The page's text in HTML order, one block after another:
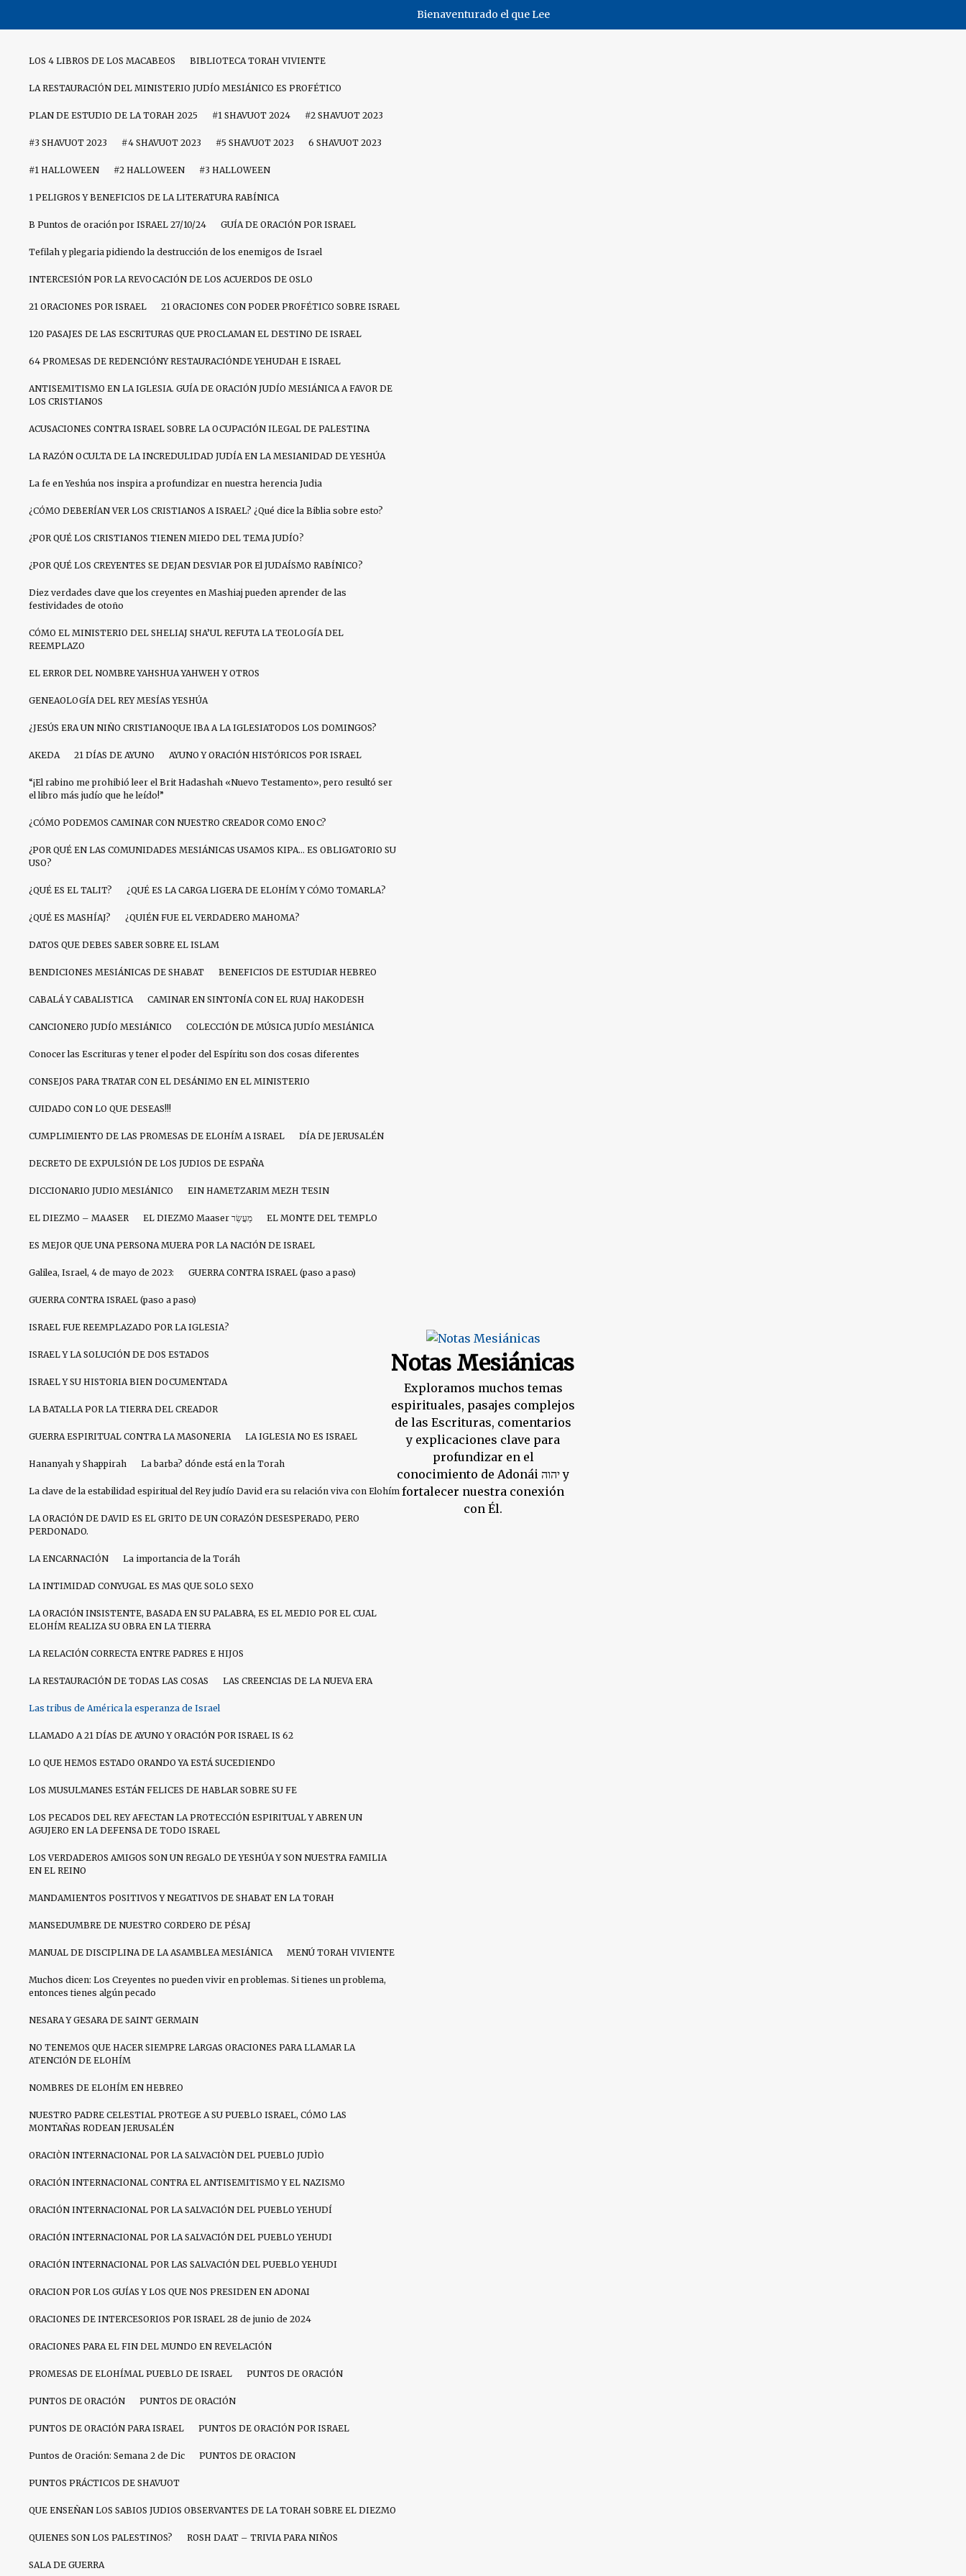
Bienaventurado el que Lee
LOS 4 LIBROS DE LOS MACABEOS BIBLIOTECA TORAH VIVIENTE
LA RESTAURACIÓN DEL MINISTERIO JUDÍO MESIÁNICO ES PROFÉTICO
PLAN DE ESTUDIO DE LA TORAH 2025 #1 SHAVUOT 2024 #2 SHAVUOT 2023
#3 SHAVUOT 2023 #4 SHAVUOT 2023 #5 SHAVUOT 2023 6 SHAVUOT 2023
#1 HALLOWEEN #2 HALLOWEEN #3 HALLOWEEN
1 PELIGROS Y BENEFICIOS DE LA LITERATURA RABÍNICA
B Puntos de oración por ISRAEL 27/10/24 GUÍA DE ORACIÓN POR ISRAEL
Tefilah y plegaria pidiendo la destrucción de los enemigos de Israel
INTERCESIÓN POR LA REVOCACIÓN DE LOS ACUERDOS DE OSLO
21 ORACIONES POR ISRAEL 21 ORACIONES CON PODER PROFÉTICO SOBRE ISRAEL
120 PASAJES DE LAS ESCRITURAS QUE PROCLAMAN EL DESTINO DE ISRAEL
64 PROMESAS DE REDENCIÓNY RESTAURACIÓNDE YEHUDAH E ISRAEL
ANTISEMITISMO EN LA IGLESIA. GUÍA DE ORACIÓN JUDÍO MESIÁNICA A FAVOR DE
LOS CRISTIANOS
ACUSACIONES CONTRA ISRAEL SOBRE LA OCUPACIÓN ILEGAL DE PALESTINA
LA RAZÓN OCULTA DE LA INCREDULIDAD JUDÍA EN LA MESIANIDAD DE YESHÚA
La fe en Yeshúa nos inspira a profundizar en nuestra herencia Judia
¿CÓMO DEBERÍAN VER LOS CRISTIANOS A ISRAEL? ¿Qué dice la Biblia sobre esto?
¿POR QUÉ LOS CRISTIANOS TIENEN MIEDO DEL TEMA JUDÍO?
¿POR QUÉ LOS CREYENTES SE DEJAN DESVIAR POR El JUDAÍSMO RABÍNICO?
Diez verdades clave que los creyentes en Mashiaj pueden aprender de las
festividades de otoño
CÓMO EL MINISTERIO DEL SHELIAJ SHA’UL REFUTA LA TEOLOGÍA DEL
REEMPLAZO
EL ERROR DEL NOMBRE YAHSHUA YAHWEH Y OTROS
GENEAOLOGÍA DEL REY MESÍAS YESHÚA
¿JESÚS ERA UN NIÑO CRISTIANOQUE IBA A LA IGLESIATODOS LOS DOMINGOS?
AKEDA 21 DÍAS DE AYUNO AYUNO Y ORACIÓN HISTÓRICOS POR ISRAEL
“¡El rabino me prohibió leer el Brit Hadashah «Nuevo Testamento», pero resultó ser
el libro más judío que he leído!”
¿CÓMO PODEMOS CAMINAR CON NUESTRO CREADOR COMO ENOC?
¿POR QUÉ EN LAS COMUNIDADES MESIÁNICAS USAMOS KIPA… ES OBLIGATORIO SU
USO?
¿QUÉ ES EL TALIT? ¿QUÉ ES LA CARGA LIGERA DE ELOHÍM Y CÓMO TOMARLA?
¿QUÉ ES MASHÍAJ? ¿QUIÉN FUE EL VERDADERO MAHOMA?
DATOS QUE DEBES SABER SOBRE EL ISLAM
BENDICIONES MESIÁNICAS DE SHABAT BENEFICIOS DE ESTUDIAR HEBREO
CABALÁ Y CABALISTICA CAMINAR EN SINTONÍA CON EL RUAJ HAKODESH
CANCIONERO JUDÍO MESIÁNICO COLECCIÓN DE MÚSICA JUDÍO MESIÁNICA
Conocer las Escrituras y tener el poder del Espíritu son dos cosas diferentes
CONSEJOS PARA TRATAR CON EL DESÁNIMO EN EL MINISTERIO
CUIDADO CON LO QUE DESEAS!!!
CUMPLIMIENTO DE LAS PROMESAS DE ELOHÍM A ISRAEL DÍA DE JERUSALÉN
DECRETO DE EXPULSIÓN DE LOS JUDIOS DE ESPAÑA
DICCIONARIO JUDIO MESIÁNICO EIN HAMETZARIM MEZH TESIN
EL DIEZMO – MAASER EL DIEZMO Maaser מַעֲשֵׂר EL MONTE DEL TEMPLO
ES MEJOR QUE UNA PERSONA MUERA POR LA NACIÓN DE ISRAEL
Galilea, Israel, 4 de mayo de 2023: GUERRA CONTRA ISRAEL (paso a paso)
GUERRA CONTRA ISRAEL (paso a paso)
ISRAEL FUE REEMPLAZADO POR LA IGLESIA?
ISRAEL Y LA SOLUCIÓN DE DOS ESTADOS
ISRAEL Y SU HISTORIA BIEN DOCUMENTADA
LA BATALLA POR LA TIERRA DEL CREADOR
GUERRA ESPIRITUAL CONTRA LA MASONERIA LA IGLESIA NO ES ISRAEL
Hananyah y Shappirah La barba? dónde está en la Torah
La clave de la estabilidad espiritual del Rey judío David era su relación viva con Elohím
LA ORACIÓN DE DAVID ES EL GRITO DE UN CORAZÓN DESESPERADO, PERO
PERDONADO.
LA ENCARNACIÓN La importancia de la Toráh
LA INTIMIDAD CONYUGAL ES MAS QUE SOLO SEXO
LA ORACIÓN INSISTENTE, BASADA EN SU PALABRA, ES EL MEDIO POR EL CUAL
ELOHÍM REALIZA SU OBRA EN LA TIERRA
LA RELACIÓN CORRECTA ENTRE PADRES E HIJOS
LA RESTAURACIÓN DE TODAS LAS COSAS LAS CREENCIAS DE LA NUEVA ERA
Las tribus de América la esperanza de Israel
LLAMADO A 21 DÍAS DE AYUNO Y ORACIÓN POR ISRAEL IS 62
LO QUE HEMOS ESTADO ORANDO YA ESTÁ SUCEDIENDO
LOS MUSULMANES ESTÁN FELICES DE HABLAR SOBRE SU FE
LOS PECADOS DEL REY AFECTAN LA PROTECCIÓN ESPIRITUAL Y ABREN UN
AGUJERO EN LA DEFENSA DE TODO ISRAEL
LOS VERDADEROS AMIGOS SON UN REGALO DE YESHÚA Y SON NUESTRA FAMILIA
EN EL REINO
MANDAMIENTOS POSITIVOS Y NEGATIVOS DE SHABAT EN LA TORAH
MANSEDUMBRE DE NUESTRO CORDERO DE PÉSAJ
MANUAL DE DISCIPLINA DE LA ASAMBLEA MESIÁNICA MENÚ TORAH VIVIENTE
Muchos dicen: Los Creyentes no pueden vivir en problemas. Si tienes un problema,
entonces tienes algún pecado
NESARA Y GESARA DE SAINT GERMAIN
NO TENEMOS QUE HACER SIEMPRE LARGAS ORACIONES PARA LLAMAR LA
ATENCIÓN DE ELOHÍM
NOMBRES DE ELOHÍM EN HEBREO
NUESTRO PADRE CELESTIAL PROTEGE A SU PUEBLO ISRAEL, CÓMO LAS
MONTAÑAS RODEAN JERUSALÉN
ORACIÒN INTERNACIONAL POR LA SALVACIÒN DEL PUEBLO JUDÌO
ORACIÓN INTERNACIONAL CONTRA EL ANTISEMITISMO Y EL NAZISMO
ORACIÓN INTERNACIONAL POR LA SALVACIÓN DEL PUEBLO YEHUDÍ
ORACIÓN INTERNACIONAL POR LA SALVACIÓN DEL PUEBLO YEHUDI
ORACIÓN INTERNACIONAL POR LAS SALVACIÓN DEL PUEBLO YEHUDI
ORACION POR LOS GUÍAS Y LOS QUE NOS PRESIDEN EN ADONAI
ORACIONES DE INTERCESORIOS POR ISRAEL 28 de junio de 2024
ORACIONES PARA EL FIN DEL MUNDO EN REVELACIÓN
PROMESAS DE ELOHÍMAL PUEBLO DE ISRAEL PUNTOS DE ORACIÓN
PUNTOS DE ORACIÓN PUNTOS DE ORACIÓN
PUNTOS DE ORACIÓN PARA ISRAEL PUNTOS DE ORACIÓN POR ISRAEL
Puntos de Oración: Semana 2 de Dic PUNTOS DE ORACION
PUNTOS PRÁCTICOS DE SHAVUOT
QUE ENSEÑAN LOS SABIOS JUDIOS OBSERVANTES DE LA TORAH SOBRE EL DIEZMO
QUIENES SON LOS PALESTINOS? ROSH DAAT – TRIVIA PARA NIÑOS
SALA DE GUERRA
Notas Mesiánicas
Exploramos muchos temas
espirituales, pasajes complejos
de las Escrituras, comentarios
y explicaciones clave para
profundizar en el
conocimiento de Adonái יהוה y
fortalecer nuestra conexión
con Él.